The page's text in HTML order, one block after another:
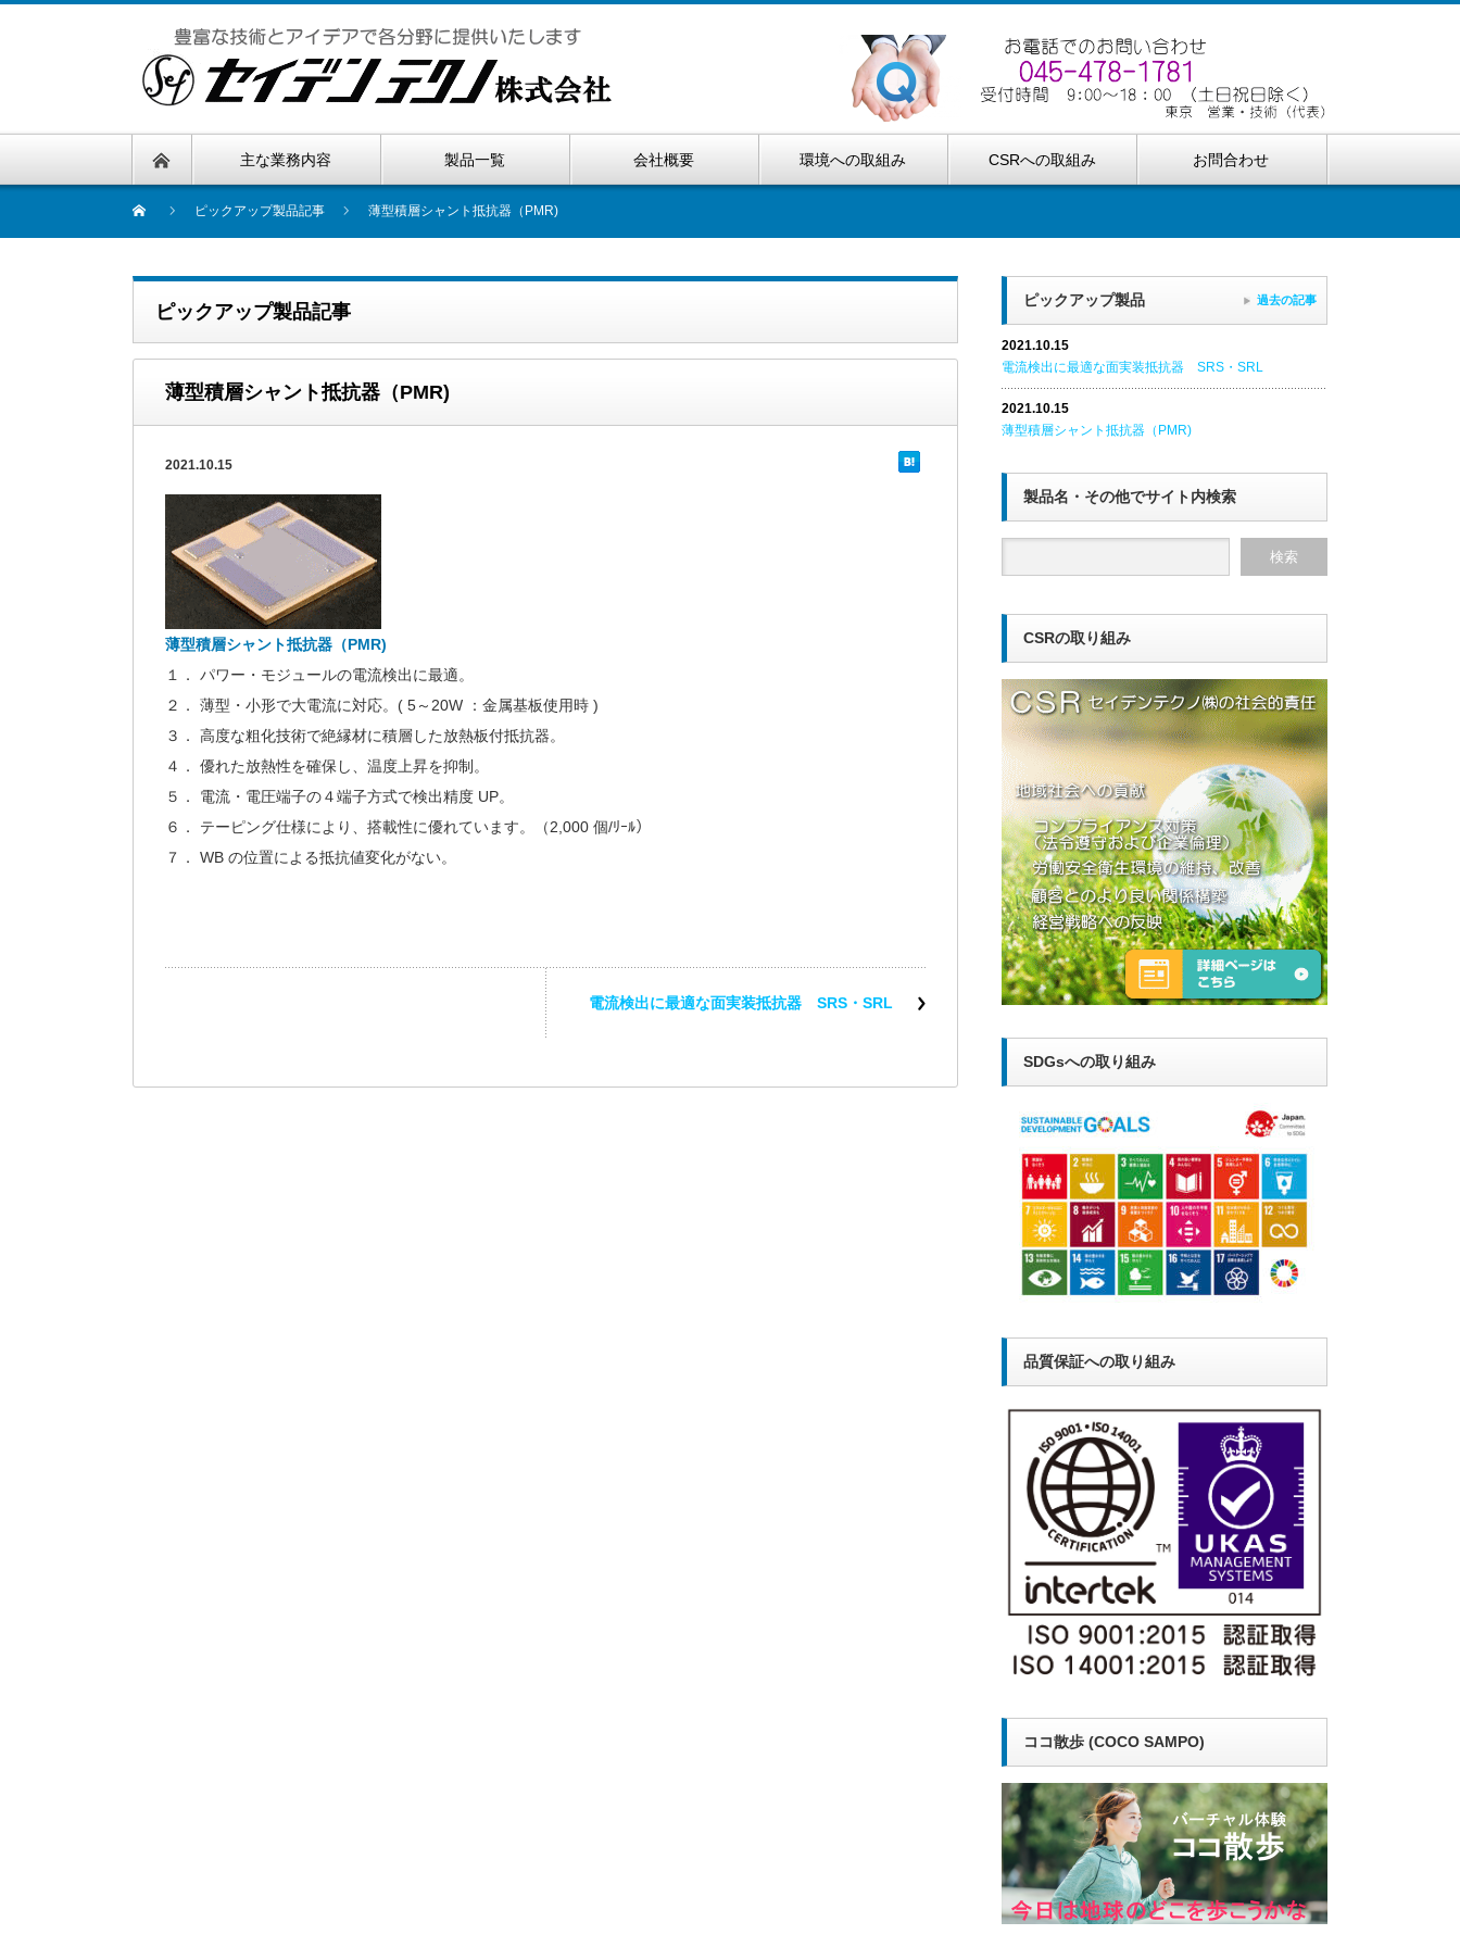
主な業務内容 製品一覧 会社概要 環境への取組み CSRへの取組み お問合わせ
ピックアップ製品記事 薄型積層シャント抵抗器（PMR)
ピックアップ製品記事
薄型積層シャント抵抗器（PMR)
2021.10.15
薄型積層シャント抵抗器（PMR)
１． パワー・モジュールの電流検出に最適。
２． 薄型・小形で大電流に対応。( 5～20W ：金属基板使用時 )
３． 高度な粗化技術で絶縁材に積層した放熱板付抵抗器。
４． 優れた放熱性を確保し、温度上昇を抑制。
５． 電流・電圧端子の４端子方式で検出精度 UP。
６． テーピング仕様により、搭載性に優れています。（2,000 個/ﾘｰﾙ）
７． WB の位置による抵抗値変化がない。
電流検出に最適な面実装抵抗器 SRS・SRL
ピックアップ製品
2021.10.15
電流検出に最適な面実装抵抗器 SRS・SRL
2021.10.15
薄型積層シャント抵抗器（PMR)
過去の記事
製品名・その他でサイト内検索
CSRの取り組み
SDGsへの取り組み
品質保証への取り組み
ココ散歩 (COCO SAMPO)